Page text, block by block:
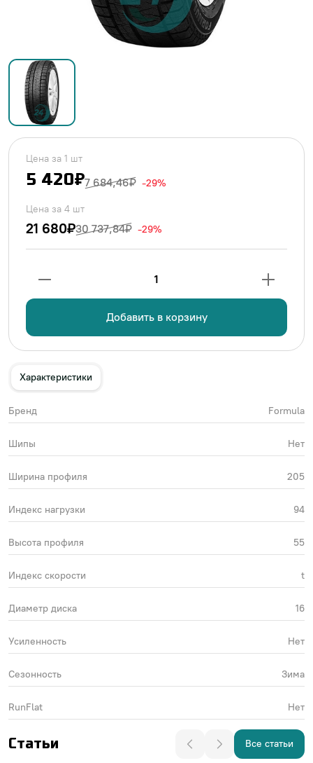
Цена за 1 шт
5 420₽7 684,46₽ -29%
Цена за 4 шт
21 680₽30 737,84₽ -29%
1
Добавить в корзину
Характеристики
Бренд Formula
Шипы Нет
Ширина профиля 205
Индекс нагрузки 94
Высота профиля 55
Индекс скорости t
Диаметр диска 16
Усиленность Нет
Сезонность Зима
RunFlat Нет
Статьи Все статьи